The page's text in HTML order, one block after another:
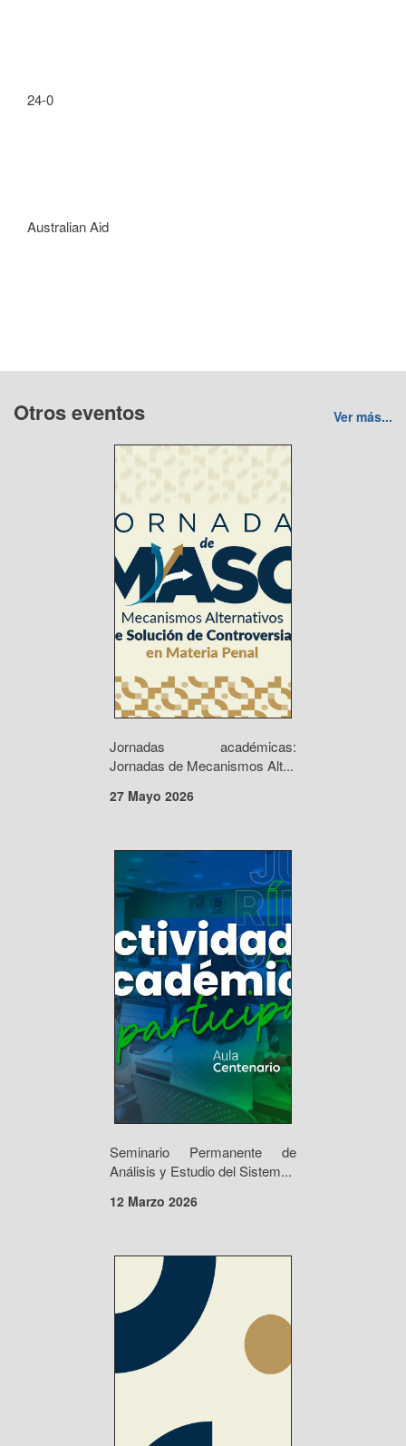
24-0
Australian Aid
Otros eventos Ver más...
Jornadas académicas:
Jornadas de Mecanismos Alt...
27 Mayo 2026
Seminario Permanente de
Análisis y Estudio del Sistem...
12 Marzo 2026